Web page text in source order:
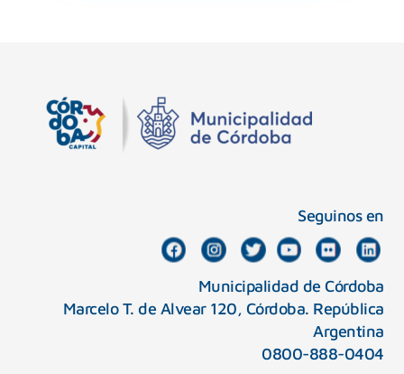
Seguinos en
Municipalidad de Córdoba
Marcelo T. de Alvear 120, Córdoba. República
Argentina
0800-888-0404